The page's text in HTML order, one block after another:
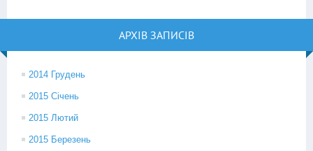
АРХІВ ЗАПИСІВ
2014 Грудень
2015 Січень
2015 Лютий
2015 Березень